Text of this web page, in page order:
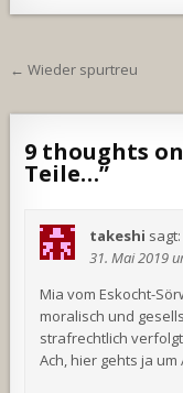
← Wieder spurtreu
9 thoughts
Teile…”
takeshi sagt:
31. Mai 2019
Mia vom Eskocht-
moralisch und
strafrechtlich
Ach, hier gehts ja